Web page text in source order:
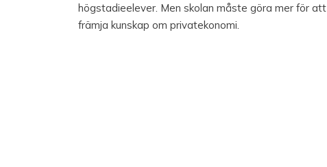
högstadieelever. Men skolan måste göra mer för att
främja kunskap om privatekonomi.